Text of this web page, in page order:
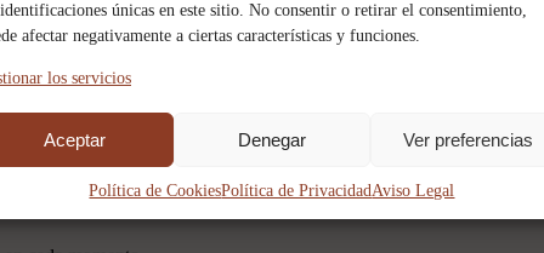
únicas en este sitio. No consentir o retirar el consentimiento,
afectar negativamente a ciertas características y funciones.
los servicios
Aceptar Denegar Ver preferencias
Política de CookiesPolítica de PrivacidadAviso Legal
el banner de cookies o desde la opción:
Ten en cuenta que bloquear ciertas cookies puede afectar al